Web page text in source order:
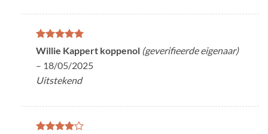
Gewaardeerd
5 uit 5
Willie Kappert koppenol (geverifieerde eigenaar)
– 18/05/2025
Uitstekend